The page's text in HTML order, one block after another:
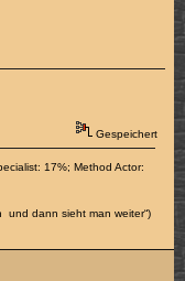
Gespeichert
17%; Method Actor:
und dann sieht man weiter“)